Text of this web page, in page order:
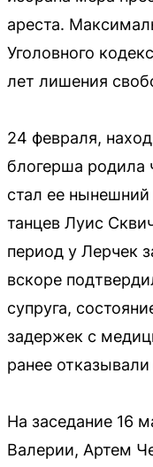
ареста.
Уголовного
лет лишения
24 февраля,
блогерша родила
стал ее нынешний
танцев Луис
период у Лерчек
вскоре
супруга,
задержек с
ранее
На заседание 16
Валерии, Артем